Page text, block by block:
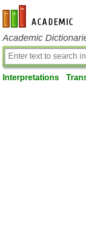
en-academic.com
Academic
Interpretations